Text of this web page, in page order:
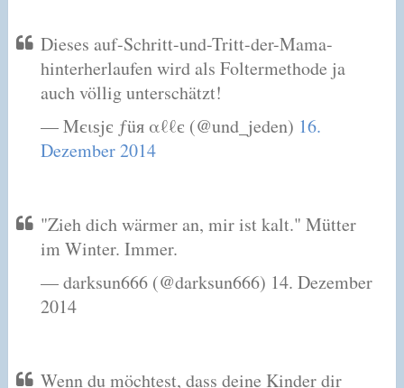
Dieses auf-Schritt-und-Tritt-der-Mama-
hinterherlaufen wird als Foltermethode ja
auch völlig unterschätzt!
— Mєιѕjє ƒüя αℓℓє (@und_jeden) 16.
Dezember 2014
"Zieh dich wärmer an, mir ist kalt." Mütter
im Winter. Immer.
— darksun666 (@darksun666) 14. Dezember
2014
Wenn du möchtest, dass deine Kinder dir